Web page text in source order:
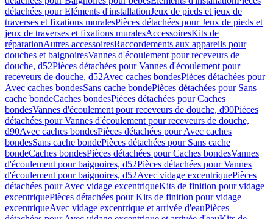
détachées pour Eléments d'installationJeux de pieds et jeux de
traverses et fixations muralesPièces détachées pour Jeux de pieds et
jeux de traverses et fixations muralesAccessoiresKits de
réparationAutres accessoiresRaccordements aux appareils pour
douches et baignoiresVannes d'écoulement pour receveurs de
douche, d52Pièces détachées pour Vannes d'écoulement pour
receveurs de douche, d52Avec caches bondesPièces détachées pour
Avec caches bondesSans cache bondePièces détachées pour Sans
cache bondeCaches bondesPièces détachées pour Caches
bondesVannes d'écoulement pour receveurs de douche, d90Pièces
détachées pour Vannes d'écoulement pour receveurs de douche,
d90Avec caches bondesPièces détachées pour Avec caches
bondesSans cache bondePièces détachées pour Sans cache
bondeCaches bondesPièces détachées pour Caches bondesVannes
d'écoulement pour baignoires, d52Pièces détachées pour Vannes
d'écoulement pour baignoires, d52Avec vidage excentriquePièces
détachées pour Avec vidage excentriqueKits de finition pour vidage
excentriquePièces détachées pour Kits de finition pour vidage
excentriqueAvec vidage excentrique et arrivée d'eauPièces